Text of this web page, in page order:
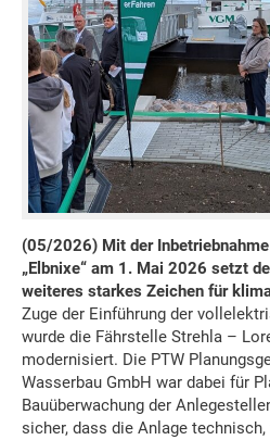
(05/2026) Mit der
„Elbnixe“ am 1. Mai 2026 setzt
weiteres starkes Zeichen für
Zuge der Einführung der
wurde die Fährstelle Strehla –
modernisiert. Die PTW
Wasserbau GmbH war dabei für
Bauüberwachung der
sicher, dass die Anlage